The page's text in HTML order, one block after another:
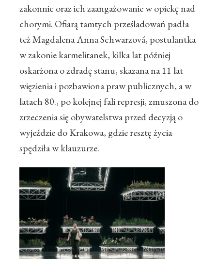
zakonnic oraz ich zaangażowanie w opiekę nad
chorymi. Ofiarą tamtych prześladowań padła
też Magdalena Anna Schwarzová, postulantka
w zakonie karmelitanek, kilka lat później
oskarżona o zdradę stanu, skazana na 11 lat
więzienia i pozbawiona praw publicznych, a w
latach 80., po kolejnej fali represji, zmuszona do
zrzeczenia się obywatelstwa przed decyzją o
wyjeździe do Krakowa, gdzie resztę życia
spędziła w klauzurze.